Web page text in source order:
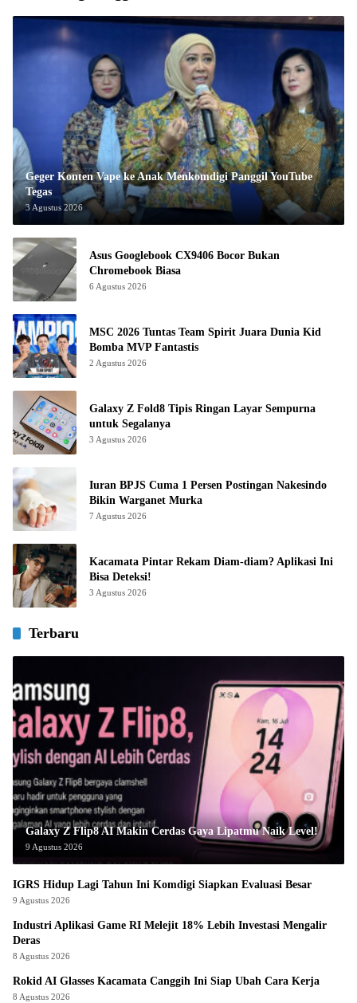
Geger Konten Vape ke Anak Menkomdigi Panggil YouTube
Tegas
3 Agustus 2026
Asus Googlebook CX9406 Bocor Bukan
Chromebook Biasa
6 Agustus 2026
MSC 2026 Tuntas Team Spirit Juara Dunia Kid
Bomba MVP Fantastis
2 Agustus 2026
Galaxy Z Fold8 Tipis Ringan Layar Sempurna
untuk Segalanya
3 Agustus 2026
Iuran BPJS Cuma 1 Persen Postingan Nakesindo
Bikin Warganet Murka
7 Agustus 2026
Kacamata Pintar Rekam Diam-diam? Aplikasi Ini
Bisa Deteksi!
3 Agustus 2026
Terbaru
Galaxy Z Flip8 AI Makin Cerdas Gaya Lipatmu Naik Level!
9 Agustus 2026
IGRS Hidup Lagi Tahun Ini Komdigi Siapkan Evaluasi Besar
9 Agustus 2026
Industri Aplikasi Game RI Melejit 18% Lebih Investasi Mengalir
Deras
8 Agustus 2026
Rokid AI Glasses Kacamata Canggih Ini Siap Ubah Cara Kerja
8 Agustus 2026